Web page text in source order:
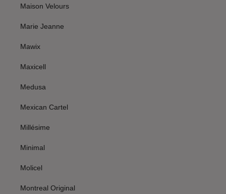
Maison Velours
Marie Jeanne
Mawix
Maxicell
Medusa
Mexican Cartel
Millésime
Minimal
Molicel
Montreal Original